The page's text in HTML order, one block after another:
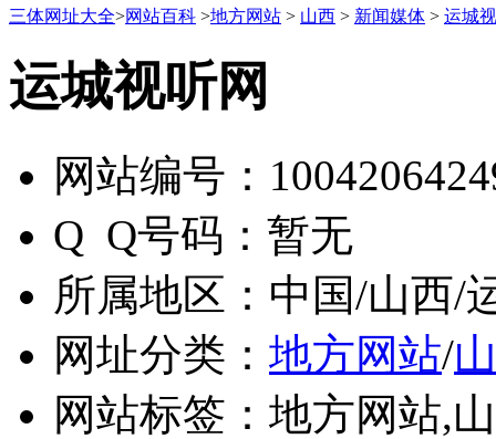
三体网址大全>网站百科 >地方网站 > 山西 > 新闻媒体 > 运城
运城视听网
网站编号：
Q Q号码： 暂无
所属地区： 中国/山西/
网址分类： 地方网站/
网站标签： 地方网站,